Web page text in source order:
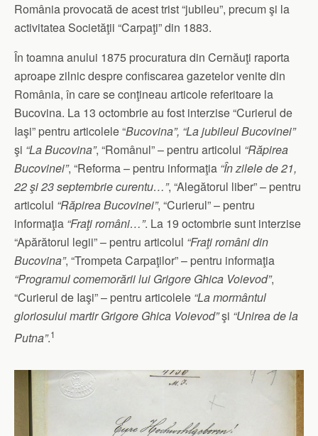
România provocată de acest trist “jubileu”, precum şi la
activitatea Societăţii “Carpaţi” din 1883.
În toamna anului 1875 procuratura din Cernăuţi raporta
aproape zilnic despre confiscarea gazetelor venite din
România, în care se conţineau articole referitoare la
Bucovina. La 13 octombrie au fost interzise “Curierul de
Iaşi” pentru articolele “Bucovina”, “La jubileul Bucovinei”
şi “La Bucovina”, “Românul” – pentru articolul “Răpirea
Bucovinei”, “Reforma – pentru informaţia “În zilele de 21,
22 şi 23 septembrie curentu…”, “Alegătorul liber” – pentru
articolul “Răpirea Bucovinei”, “Curierul” – pentru
informaţia “Fraţi români…”. La 19 octombrie sunt interzise
“Apărătorul legii” – pentru articolul “Fraţi români din
Bucovina”, “Trompeta Carpaţilor” – pentru informaţia
“Programul comemorării lui Grigore Ghica Voievod”,
“Curierul de Iaşi” – pentru articolele “La mormântul
gloriosului martir Grigore Ghica Voievod”şi “Unirea de la
Putna”.1